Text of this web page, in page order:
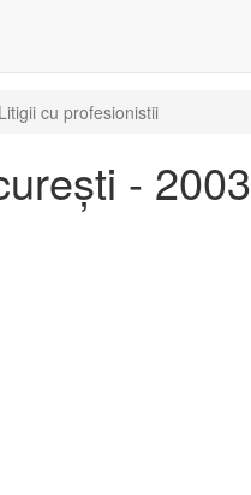
cu profesionistii
- 2003